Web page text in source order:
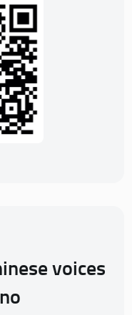
voices